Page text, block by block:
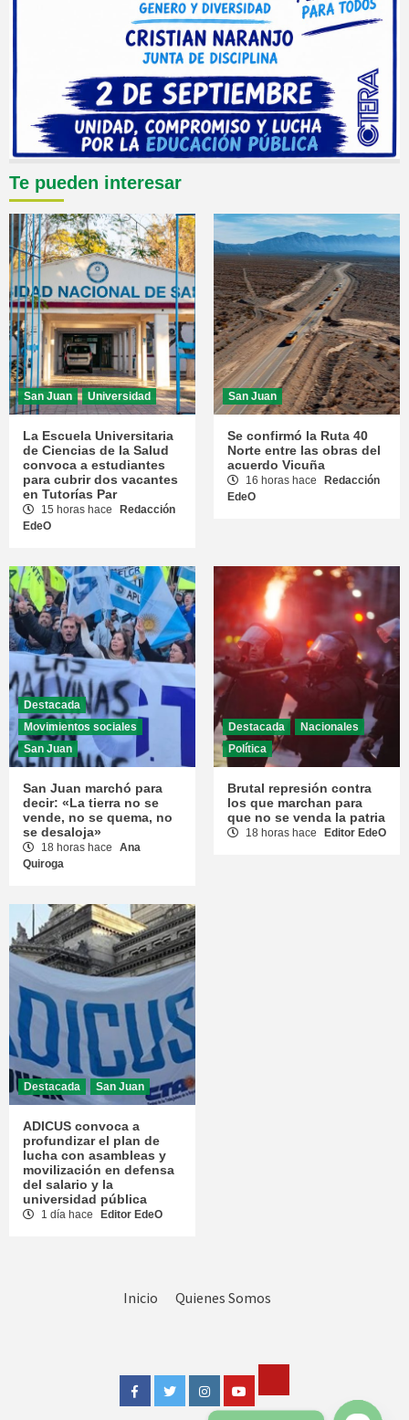
Te pueden interesar
San Juan Universidad
La Escuela Universitaria
de Ciencias de la Salud
convoca a estudiantes
para cubrir dos vacantes
en Tutorías Par
15 horas hace
Redacción
EdeO
San Juan
Se confirmó la Ruta 40
Norte entre las obras del
acuerdo Vicuña
16 horas hace
Redacción
EdeO
Destacada
Movimientos sociales
San Juan
San Juan marchó para
decir: «La tierra no se
vende, no se quema, no
se desaloja»
18 horas hace
Ana
Quiroga
Destacada
Nacionales
Política
Brutal represión contra
los que marchan para
que no se venda la patria
18 horas hace Editor EdeO
Destacada San Juan
ADICUS convoca a
profundizar el plan de
lucha con asambleas y
movilización en defensa
del salario y la
universidad pública
1 día hace Editor EdeO
Inicio Quienes Somos
FacebookTwitterInstagramYoutube
Tok